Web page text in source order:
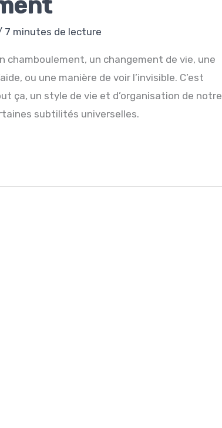
7 minutes de lecture
chamboulement, un changement de vie, une
ou une manière de voir l’invisible. C’est
ça, un style de vie et d’organisation de notre
subtilités universelles.